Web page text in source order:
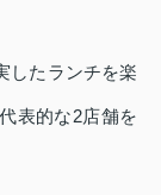
したランチを楽
表的な2店舗を